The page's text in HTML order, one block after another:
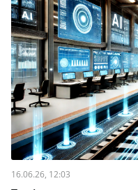
16.06.26, 12:03